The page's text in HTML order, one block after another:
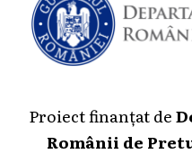
Proiect finanțat de
Românii de